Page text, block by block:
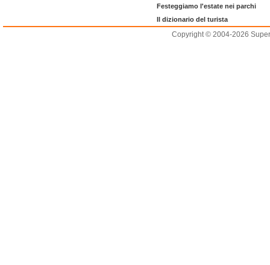
Festeggiamo l'estate nei parchi
Il dizionario del turista
Copyright © 2004-2026